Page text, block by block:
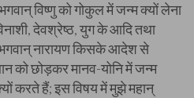
विष्णु को गोकुल में जन्म क्यों लेना
देवश्रेष्ठ, युग के आदि तथा
नारायण किसके आदेश से
को छोड़कर मानव-योनि में जन्म
करते हैं; इस विषय में मुझे महान्‌